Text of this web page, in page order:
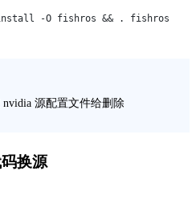
-O fishros && . fishros
源配置文件给删除
换源